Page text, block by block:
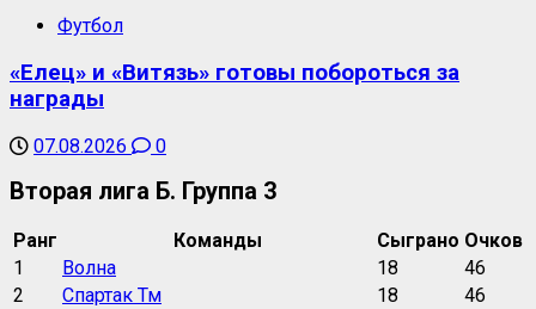
Футбол
«Елец» и «Витязь» готовы побороться за
награды
07.08.2026 0
Вторая лига Б. Группа 3
Ранг Команды Сыграно Очков
1
Волна 18
46
2
Спартак Тм 18
46